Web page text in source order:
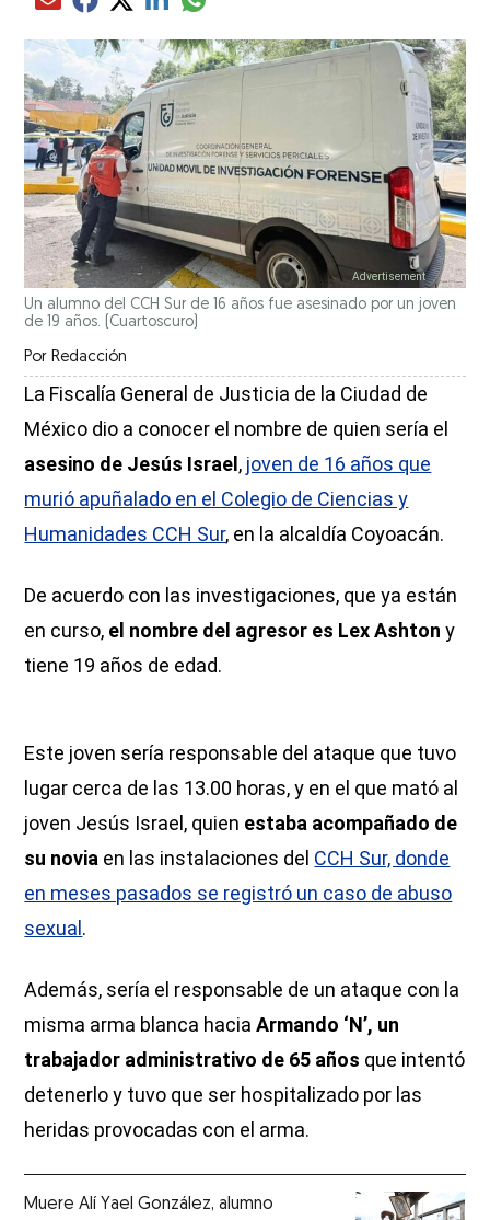
Compartir el artículo actual mediante Email
Compartir el artículo actual mediante Facebook
Compartir el artículo actual mediante Twitter
Compartir el artículo actual mediante LinkedIn
Compartir el artículo actual mediante
Un alumno del CCH Sur de 16 años fue asesinado por un joven
de 19 años.
(Cuartoscuro)
Por Redacción
La Fiscalía General de Justicia de la Ciudad de
México dio a conocer el nombre de quien sería el
asesino de Jesús Israel, joven de 16 años que
murió apuñalado en el Colegio de Ciencias y
Humanidades CCH Sur, en la alcaldía Coyoacán.
De acuerdo con las investigaciones, que ya están
en curso, el nombre del agresor es Lex Ashton y
tiene 19 años de edad.
Este joven sería responsable del ataque que tuvo
lugar cerca de las 13.00 horas, y en el que mató al
joven Jesús Israel, quien estaba acompañado de
su novia en las instalaciones del CCH Sur, donde
en meses pasados se registró un caso de abuso
sexual.
Además, sería el responsable de un ataque con la
misma arma blanca haciaArmando ‘N’, un
trabajador administrativo de 65 años que intentó
detenerlo y tuvo que ser hospitalizado por las
heridas provocadas con el arma.
Muere Alí Yael González, alumno